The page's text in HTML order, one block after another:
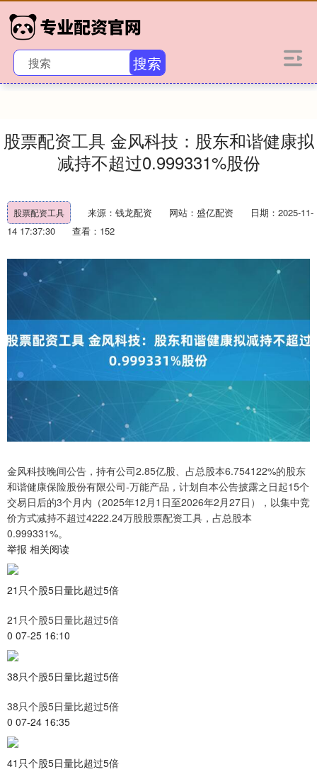
搜索
股票配资工具 金风科技：股东和谐健康拟
减持不超过0.999331%股份
股票配资工具 来源：钱龙配资 网站：盛亿配资
日期：2025-11-
14 17:37:30
查看：152
金风科技晚间公告，持有公司2.85亿股、占总股本6.754122%的股东
和谐健康保险股份有限公司-万能产品，计划自本公告披露之日起15个
交易日后的3个月内（2025年12月1日至2026年2月27日），以集中竞
价方式减持不超过4222.24万股股票配资工具，占总股本
0.999331%。
举报 相关阅读
21只个股5日量比超过5倍
21只个股5日量比超过5倍
0 07-25 16:10
38只个股5日量比超过5倍
38只个股5日量比超过5倍
0 07-24 16:35
41只个股5日量比超过5倍